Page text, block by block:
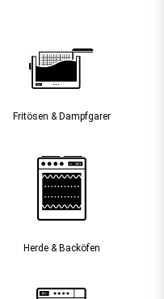
Fritösen & Dampfgarer
Herde & Backöfen